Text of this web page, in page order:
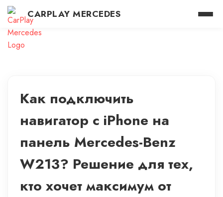
CARPLAY MERCEDES
Как подключить
навигатор с iPhone на
панель Mercedes-Benz
W213? Решение для тех,
кто хочет максимум от